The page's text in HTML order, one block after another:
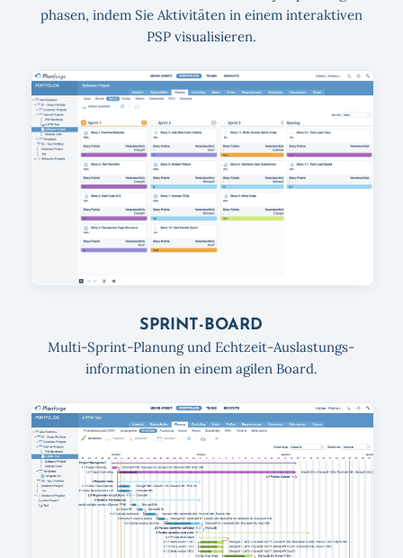
phasen, indem Sie Aktivitäten in einem interaktiven
PSP visualisieren.
SPRINT-BOARD
Multi-Sprint-Planung und Echtzeit-Auslastungs­
informationen in einem agilen Board.